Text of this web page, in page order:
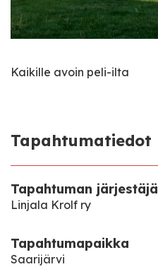
Kaikille avoin peli-ilta
Tapahtumatiedot
Tapahtuman järjestäjä
Linjala Krolf ry
Tapahtumapaikka
Saarijärvi